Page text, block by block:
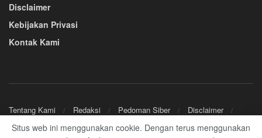
Disclaimer
Kebijakan Privasi
Kontak Kami
Tentang Kami Redaksi Pedoman Siber
Disclaimer
Situs web ini menggunakan cookie. Dengan terus menggunakan